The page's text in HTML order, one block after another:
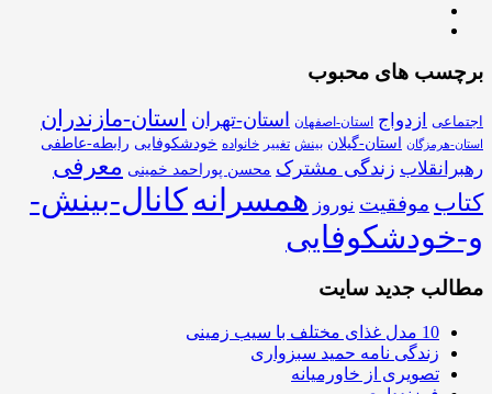
برچسب های محبوب
اجتماعی ازدواج استان-اصفهان استان-تهران استان-مازندران
استان-هرمزگان استان-گیلان بینش تغییر خانواده خودشکوفایی رابطه-عاطفی
رهبرانقلاب زندگی مشترک محسن پوراحمد خمینی معرفی
کتاب موفقیت نوروز همسرانهکانال-بینش-
و-خودشکوفایی
مطالب جدید سایت
10 مدل غذای مختلف با سیب زمینی
زندگی نامه حمید سبزواری
تصویری از خاورمیانه